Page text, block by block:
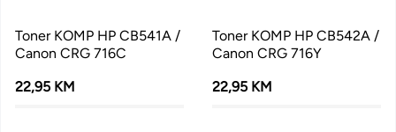
Toner KOMP HP CB541A /
Canon CRG 716C
22,95 KM
Toner KOMP HP CB542A /
Canon CRG 716Y
22,95 KM